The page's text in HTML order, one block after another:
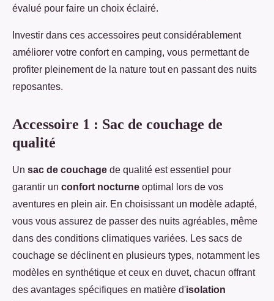
évalué pour faire un choix éclairé.
Investir dans ces accessoires peut considérablement
améliorer votre confort en camping, vous permettant de
profiter pleinement de la nature tout en passant des nuits
reposantes.
Accessoire 1 : Sac de couchage de
qualité
Un sac de couchage de qualité est essentiel pour
garantir un confort nocturne optimal lors de vos
aventures en plein air. En choisissant un modèle adapté,
vous vous assurez de passer des nuits agréables, même
dans des conditions climatiques variées. Les sacs de
couchage se déclinent en plusieurs types, notamment les
modèles en synthétique et ceux en duvet, chacun offrant
des avantages spécifiques en matière d'isolation